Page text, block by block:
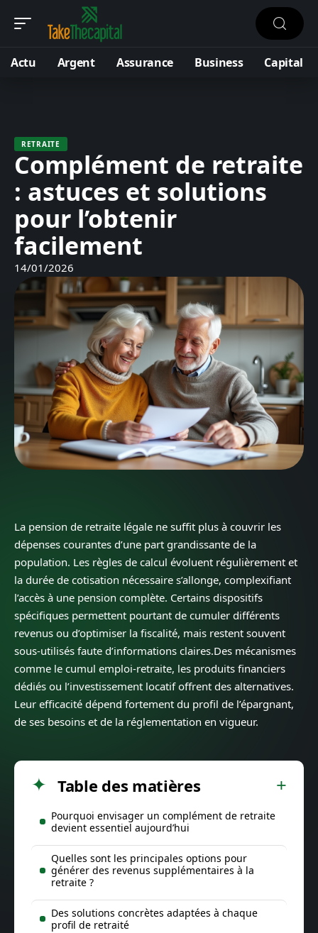
Actu Argent Assurance Business Capital
RETRAITE
Complément de retraite
: astuces et solutions
pour l’obtenir
facilement
14/01/2026
La pension de retraite légale ne suffit plus à couvrir les
dépenses courantes d’une part grandissante de la
population. Les règles de calcul évoluent régulièrement et
la durée de cotisation nécessaire s’allonge, complexifiant
l’accès à une pension complète. Certains dispositifs
spécifiques permettent pourtant de cumuler différents
revenus ou d’optimiser la fiscalité, mais restent souvent
sous-utilisés faute d’informations claires.Des mécanismes
comme le cumul emploi-retraite, les produits financiers
dédiés ou l’investissement locatif offrent des alternatives.
Leur efficacité dépend fortement du profil de l’épargnant,
de ses besoins et de la réglementation en vigueur.
Table des matières
Pourquoi envisager un complément de retraite
devient essentiel aujourd’hui
Quelles sont les principales options pour
générer des revenus supplémentaires à la
retraite ?
Des solutions concrètes adaptées à chaque
profil de retraité